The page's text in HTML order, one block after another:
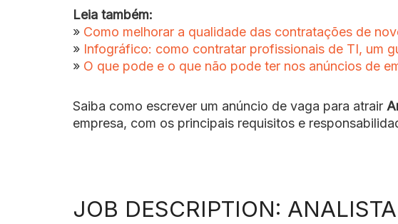
Leia também:
» Como melhorar a qualidade das contratações de
» Infográfico: como contratar profissionais de TI, um
» O que pode e o que não pode ter nos anúncios de
Saiba como escrever um anúncio de vaga para atrair
empresa, com os principais requisitos e
JOB DESCRIPTION: